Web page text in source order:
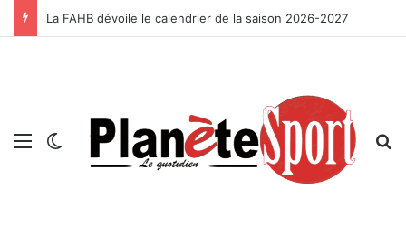
La FAHB dévoile le calendrier de la saison 2026-2027
Menu Switch skin